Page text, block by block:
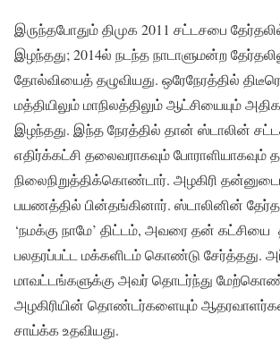
இருந்தபோதும் திமுக 2011 சட்டசபை
இழந்தது; 2014ல் நடந்த நாடாளுமன்ற
தோல்வியைத் தழுவியது. ஒரேநேரத்தில்
மத்தியிலும் மாநிலத்திலும் ஆட்சியையும்
இழந்தது. இந்த நேரத்தில் தான் ஸ்டாலின்
எதிர்க்கட்சி தலைவராகவும்
நிலைநிறுத்திக்கொண்டார். அழகிரி
பயணத்தில் பின்தங்கினார். ஸ்டாலினின்
‘நமக்கு நாமே’ திட்டம், அவரை தன் கட்சியை
பலதரப்பட்ட மக்களிடம் கொண்டு சேர்த்தது.
மாவட்டங்களுக்கு அவர் தொடர்ந்து
அழகிரியின் தொண்டர்களையும்
சாய்க்க உதவியது.